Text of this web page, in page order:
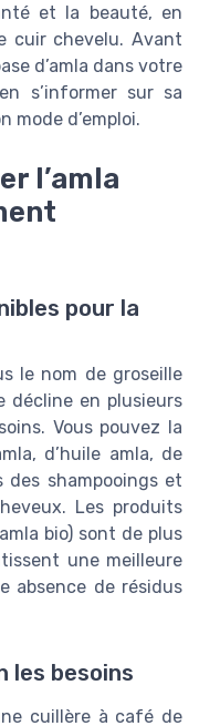
et la beauté, en
cuir chevelu. Avant
d’amla dans votre
s’informer sur sa
mode d’emploi.
l’amla
pour la
le nom de groseille
décline en plusieurs
Vous pouvez la
d’huile amla, de
des shampooings et
Les produits
bio) sont de plus
une meilleure
absence de résidus
les besoins
cuillère à café de